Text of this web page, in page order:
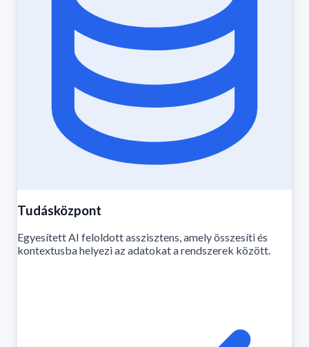
Tudásközpont
Egyesített AI feloldott asszisztens, amely összesíti és
kontextusba helyezi az adatokat a rendszerek között.